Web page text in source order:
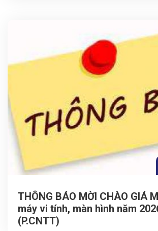
THÔNG BÁO MỜI CHÀO GIÁ
máy vi tính, màn hình năm
(P.CNTT)